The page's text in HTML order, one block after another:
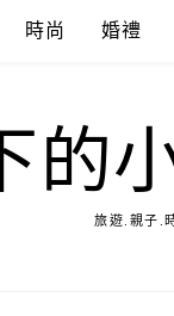
時尚 婚禮
的
旅遊.親子.